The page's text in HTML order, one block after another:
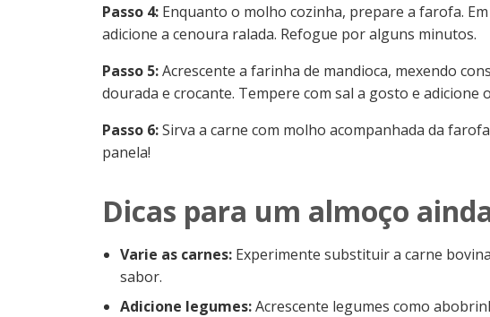
Passo 4: Enquanto o molho cozinha, prepare a farofa.
adicione a cenoura ralada. Refogue por alguns minutos.
Passo 5:Acrescente a farinha de mandioca, mexendo
dourada e crocante. Tempere com sal a gosto e adicione
Passo 6:Sirva a carne com molho acompanhada da
panela!
Dicas para um almoço
Varie as carnes: Experimente substituir a carne
sabor.
Adicione legumes:Acrescente legumes como